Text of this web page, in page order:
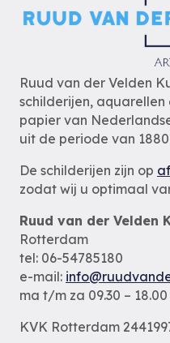
Ruud van der Velden
schilderijen,
papier van
uit de periode van
De schilderijen zijn op
zodat wij u optimaal
Ruud van der Velden
Rotterdam
tel: 06-54785180
e-mail:
ma t/m za 09.30 –
KVK Rotterdam